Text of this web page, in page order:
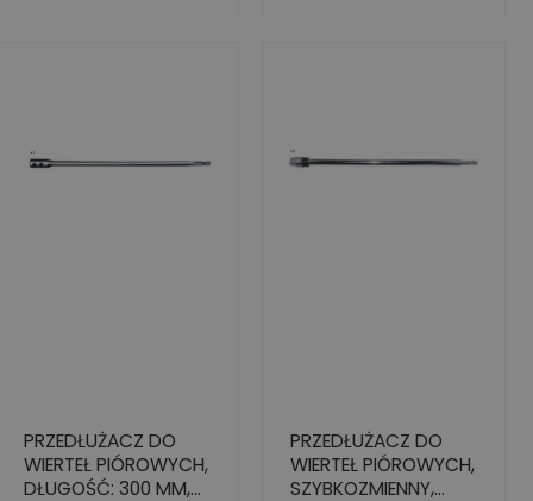
PRZEDŁUŻACZ DO
WIERTEŁ PIÓROWYCH,
DŁUGOŚĆ: 300 MM,
PRZEDŁUŻACZ DO
WIERTEŁ PIÓROWYCH,
SZYBKOZMIENNY,